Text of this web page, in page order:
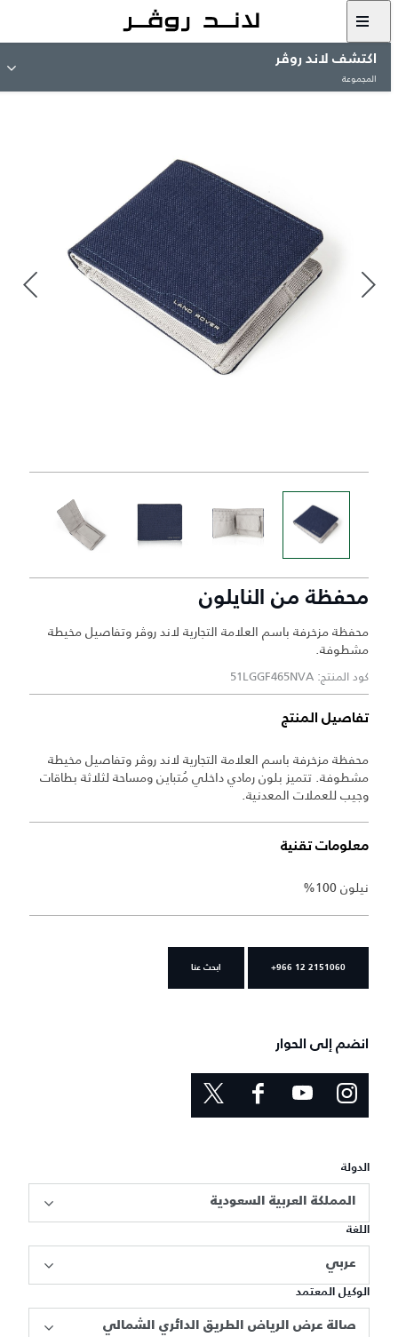
اكتشف لاند روڤر
المجموعة
محفظة من النايلون
محفظة مزخرفة باسم العلامة التجارية لاند روڤر وتفاصيل مخيطة
مشطوفة.
كود المنتج: 51LGGF465NVA
تفاصيل المنتج
محفظة مزخرفة باسم العلامة التجارية لاند روڤر وتفاصيل مخيطة
مشطوفة. تتميز بلون رمادي داخلي مُتباين ومساحة لثلاثة بطاقات
وجيب للعملات المعدنية.
معلومات تقنية
نيلون 100%
+966 12 2151060 ابحث عنا
انضم إلى الحوار
الدولة
المملكة العربية السعودية
اللغة
عربي
الوكيل المعتمد
صالة عرض الرياض الطريق الدائري الشمالي